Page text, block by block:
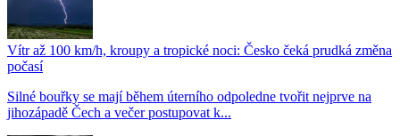
Vítr až 100 km/h, kroupy a tropické noci: Česko čeká prudká změna
počasí
Silné bouřky se mají během úterního odpoledne tvořit nejprve na
jihozápadě Čech a večer postupovat k...